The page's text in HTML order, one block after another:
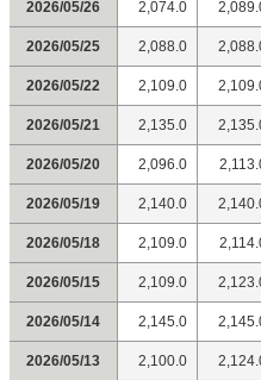
2026/05/26 2,074.0
2026/05/25 2,088.0
2026/05/22 2,109.0
2026/05/21 2,135.0
2026/05/20 2,096.0
2026/05/19 2,140.0
2026/05/18 2,109.0
2026/05/15 2,109.0
2026/05/14 2,145.0
2026/05/13 2,100.0